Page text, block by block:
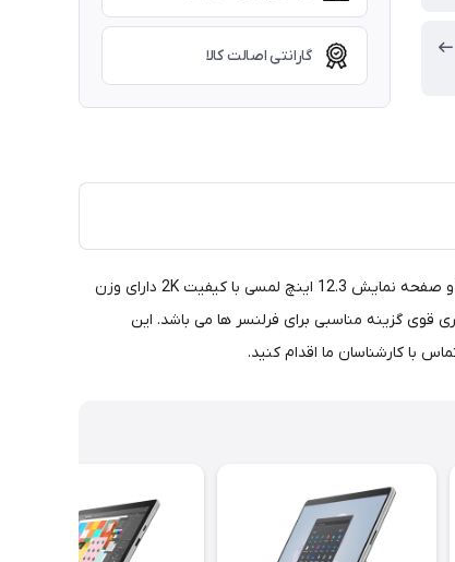
گارانتی اصالت کالا
«همراه با کیبورد و شارژر اورجینال» ، سرفیس پرو 6 استوک با پردازنده Core i5 8350U، رم 8Gb، گرافیک UHD Graphic 620 Intel، حافظه SSD 256Gb و صفحه نمایش 12.3 اینچ لمسی با کیفیت 2K دارای وزن
وزن کم و باطری قوی گزینه مناسبی برای فرلنسر ها می باشد. این